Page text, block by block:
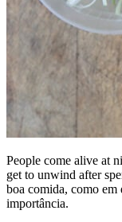
People come alive at
get to unwind after
boa comida, como em
importância.